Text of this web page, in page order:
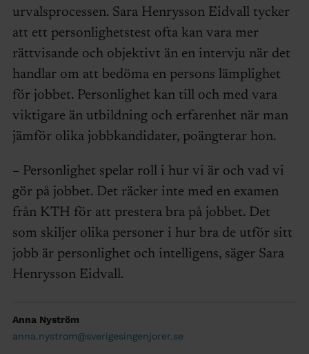
urvalsprocessen. Sara Henrysson Eidvall tycker
att ett personlighetstest ofta kan vara mer
rättvisande och objektivt än en intervju när det
handlar om att bedöma en persons lämplighet
för jobbet. Personlighet kan till och med vara
viktigare än utbildning och erfarenhet när man
jämför olika jobbkandidater, poängterar hon.
– Personlighet spelar roll i hur vi är och vad vi
gör på jobbet. Det räcker inte med en examen
från KTH för att prestera bra på jobbet. Det
som skiljer olika personer i hur bra de utför sitt
jobb är personlighet och intelligens, säger Sara
Henrysson Eidvall.
Anna Nyström
anna.nystrom@sverigesingenjorer.se